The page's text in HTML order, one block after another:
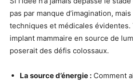
pas par manque d’imagination,
techniques et médicales évidentes.
implant mammaire en source de
poserait des défis colossaux.
La source d’énergie : Comment